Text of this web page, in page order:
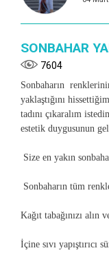
SONBAHAR
7604
Sonbaharın
yaklaştığını
tadını çıkaralım
estetik duygusunun
Size en yakın
Sonbaharın tüm
Kağıt tabağınızı alın
İçine sıvı yapıştırıcı